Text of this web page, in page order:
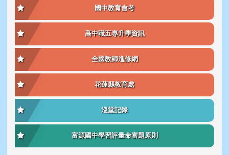
國中教育會考
高中職五專升學資訊
全國教師進修網
花蓮縣教育處
巡堂記錄
富源國中學習評量命審題原則